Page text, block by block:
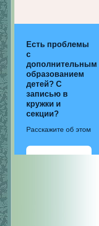
Есть проблемы
с
дополнительным
образованием
детей? С
записью в
кружки и
секции?
Расскажите об этом